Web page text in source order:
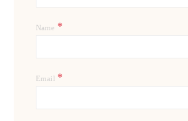
Name *
Email *